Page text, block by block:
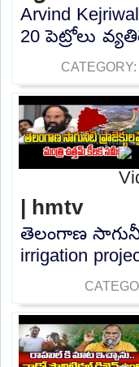
Arvind
20 పెట్రోలు
CATEGORY:
| hmtv
తెలంగాణ
irrigation